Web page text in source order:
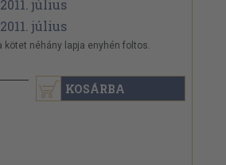
kötet néhány lapja enyhén foltos.
KOSÁRBA